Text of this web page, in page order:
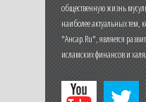
общественную жизнь
наиболее актуальных тем,
"Ансар.Ru", является
исламских финансов и